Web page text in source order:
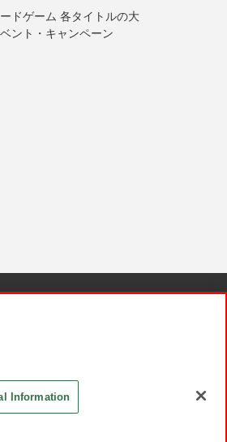
ドゲーム 各タイトルの大
ント・キャンペーン
Information